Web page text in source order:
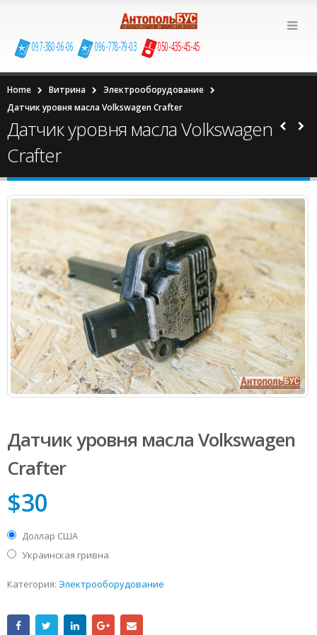
097-380-06-06 096-778-79-03 050-435-45-45
Home Витрина
Электрооборудование
Датчик уровня масла Volkswagen Сrafter
Датчик уровня масла Volkswagen
Сrafter
Датчик уровня масла Volkswagen
Сrafter
$30
Доллар США
Украинская гривна
Категория: Электрооборудование